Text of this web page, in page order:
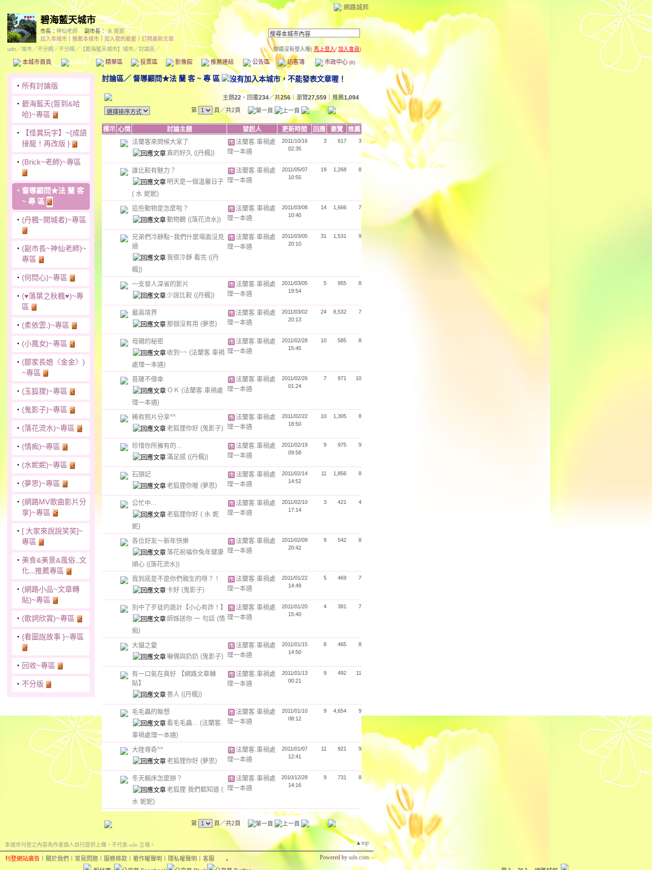
網路城邦
碧海藍天城市
市長：神仙老師 副市長： 水 妮妮
加入本城市
推薦本城市 ｜加入我的最愛
訂閱最新文章
udn／城市／不分類／不分類 ／ 【碧海藍天城市】城市／討論區／ 你還沒有登入喔(馬上登入/ 加入會員)
本城市首頁 討論區 精華區 投票區 影像館 推薦連結 公告區 訪客簿 市政中心 (0)
‧ 所有討論版
‧ 碧海藍天(簽到&哈
哈)~專區
‧
【怪異玩字】~{成語
接龍！再改版 }
‧ (Brick~老師)~專區
‧ 督導顧問★法 蘭 客
~ 專 區
‧ (丹楓~開城者)~專區
‧ (副市長~神仙老師)~
專區
‧ (何問心)~專區
‧ (♥落葉之秋楓♥)~專
區
‧ (柔依雲.)~專區
‧ (小鳳女)~專區
‧ (鄒家長媳〈金金〉)
~專區
‧ (玉狐狸)~專區
‧ (鬼影子)~專區
‧ (落花流水)~專區
‧ (情痴)~專區
‧ (水妮妮)~專區
‧ (夢思)~專區
‧ {網路MV歌曲影片分
享}~專區
‧ [ 大家來說說笑笑]~
專區
‧ 美食&美景&風俗..文
化...推薦專區
‧ (網路小品~文章轉
貼)~專區
‧ (歌詞欣賞)~專區
‧ {看圖說故事 }~專區
‧ 回收~專區
‧ 不分版
討論區／ 督導顧問★法 蘭 客 ~ 專 區
主題22 、回覆234／共256｜瀏覽27,559 ｜推薦1,094
第
頁／共2頁
標示 心情 討論主題 發起人 更新時間 回應 瀏覽
推薦
法蘭客來問候大家了
真的好久 ((丹楓))
法蘭客.車禍處
理一本通
2011/10/16
02:35
3 617 3
誰比較有魅力？
明天是一個溫馨日子
( 水 妮妮)
法蘭客.車禍處
理一本通
2011/05/07
10:55
19 1,268 8
這些動物是怎麼啦？
動物觀 ((落花流水))
法蘭客.車禍處
理一本通
2011/03/08
10:40
14 1,666 7
兄弟們冷靜點~我們什麼場面沒見
過
我很冷靜 看完 ((丹
楓))
法蘭客.車禍處
理一本通
2011/03/05
20:10
31 1,531 9
一支發人深省的影片
少說比較 ((丹楓))
法蘭客.車禍處
理一本通
2011/03/05
19:54
5 955 8
最高境界
那個沒有用 (夢思)
法蘭客.車禍處
理一本通
2011/03/02
20:13
24 8,532 7
母親的秘密
收到~~ (法蘭客.車禍
處理一本通)
法蘭客.車禍處
理一本通
2011/02/28
15:45
10 585 8
菩薩不借傘
ＯＫ (法蘭客.車禍處
理一本通)
法蘭客.車禍處
理一本通
2011/02/26
01:24
7 971 10
稀有照片分享^^
老狐狸你好 (鬼影子)
法蘭客.車禍處
理一本通
2011/02/22
18:50
10 1,305 8
珍惜你所擁有的…
滿足感 ((丹楓))
法蘭客.車禍處
理一本通
2011/02/19
09:58
9 975 9
石頭記
老狐狸你喔 (夢思)
法蘭客.車禍處
理一本通
2011/02/14
14:52
11 1,856 8
公忙中...
老狐狸你好 ( 水 妮
妮)
法蘭客.車禍處
理一本通
2011/02/10
17:14
3 421 4
各位好友～新年快樂
落花祝福你兔年健康
順心 ((落花流水))
法蘭客.車禍處
理一本通
2011/02/09
20:42
9 542 8
我到底是不是你們親生的呀？！
卡好 (鬼影子)
法蘭客.車禍處
理一本通
2011/01/22
14:49
5 469 7
別中了歹徒的詭計【小心有詐！】
師姊送你 一 句話 (情
痴)
法蘭客.車禍處
理一本通
2011/01/20
15:40
4 381 7
大貓之愛
嚇偶與奶奶 (鬼影子)
法蘭客.車禍處
理一本通
2011/01/15
14:50
8 465 8
有一口氣在真好 【網路文章轉
貼】
善人 ((丹楓))
法蘭客.車禍處
理一本通
2011/01/13
00:21
9 492 11
毛毛蟲的聯想
看毛毛蟲... (法蘭客.
車禍處理一本通)
法蘭客.車禍處
理一本通
2011/01/10
08:12
9 4,654 9
大陸尋奇^^
老狐狸你好 (夢思)
法蘭客.車禍處
理一本通
2011/01/07
12:41
11 921 9
冬天賴床怎麼辦？
老狐狸 我們都知道 (
水 妮妮)
法蘭客.車禍處
理一本通
2010/12/28
14:16
9 731 8
第 頁／共2頁
▲top
本城市刊登之內容為作者個人自行提供上傳，不代表 udn 立場。
刊登網站廣告 關於我們 常見問題 服務條款 著作權聲明 隱私權聲明 客服 Powered by udn.com